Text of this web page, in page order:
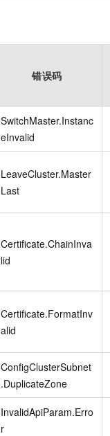
错误码
SwitchMaster.Instanc
eInvalid
LeaveCluster.Master
Last
Certificate.ChainInva
lid
Certificate.FormatInv
alid
ConfigClusterSubnet
.DuplicateZone
InvalidApiParam.Erro
r